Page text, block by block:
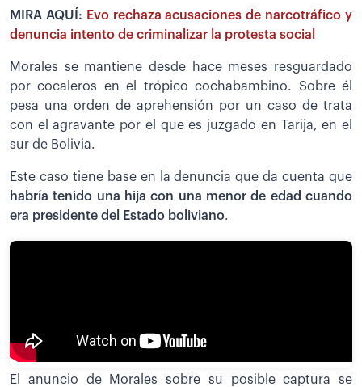
MIRA AQUÍ: Evo rechaza acusaciones de narcotráfico y
denuncia intento de criminalizar la protesta social
Morales se mantiene desde hace meses resguardado
por cocaleros en el trópico cochabambino. Sobre él
pesa una orden de aprehensión por un caso de trata
con el agravante por el que es juzgado en Tarija, en el
sur de Bolivia.
Este caso tiene base en la denuncia que da cuenta que
habría tenido una hija con una menor de edad cuando
era presidente del Estado boliviano.
El anuncio de Morales sobre su posible captura se